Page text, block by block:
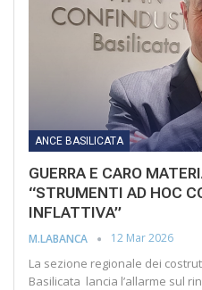
ANCE BASILICATA
GUERRA E CARO
“STRUMENTI AD HOC
INFLATTIVA”
M.LABANCA 12 Mar 2026
La sezione regionale dei
Basilicata lancia l’allarme sul